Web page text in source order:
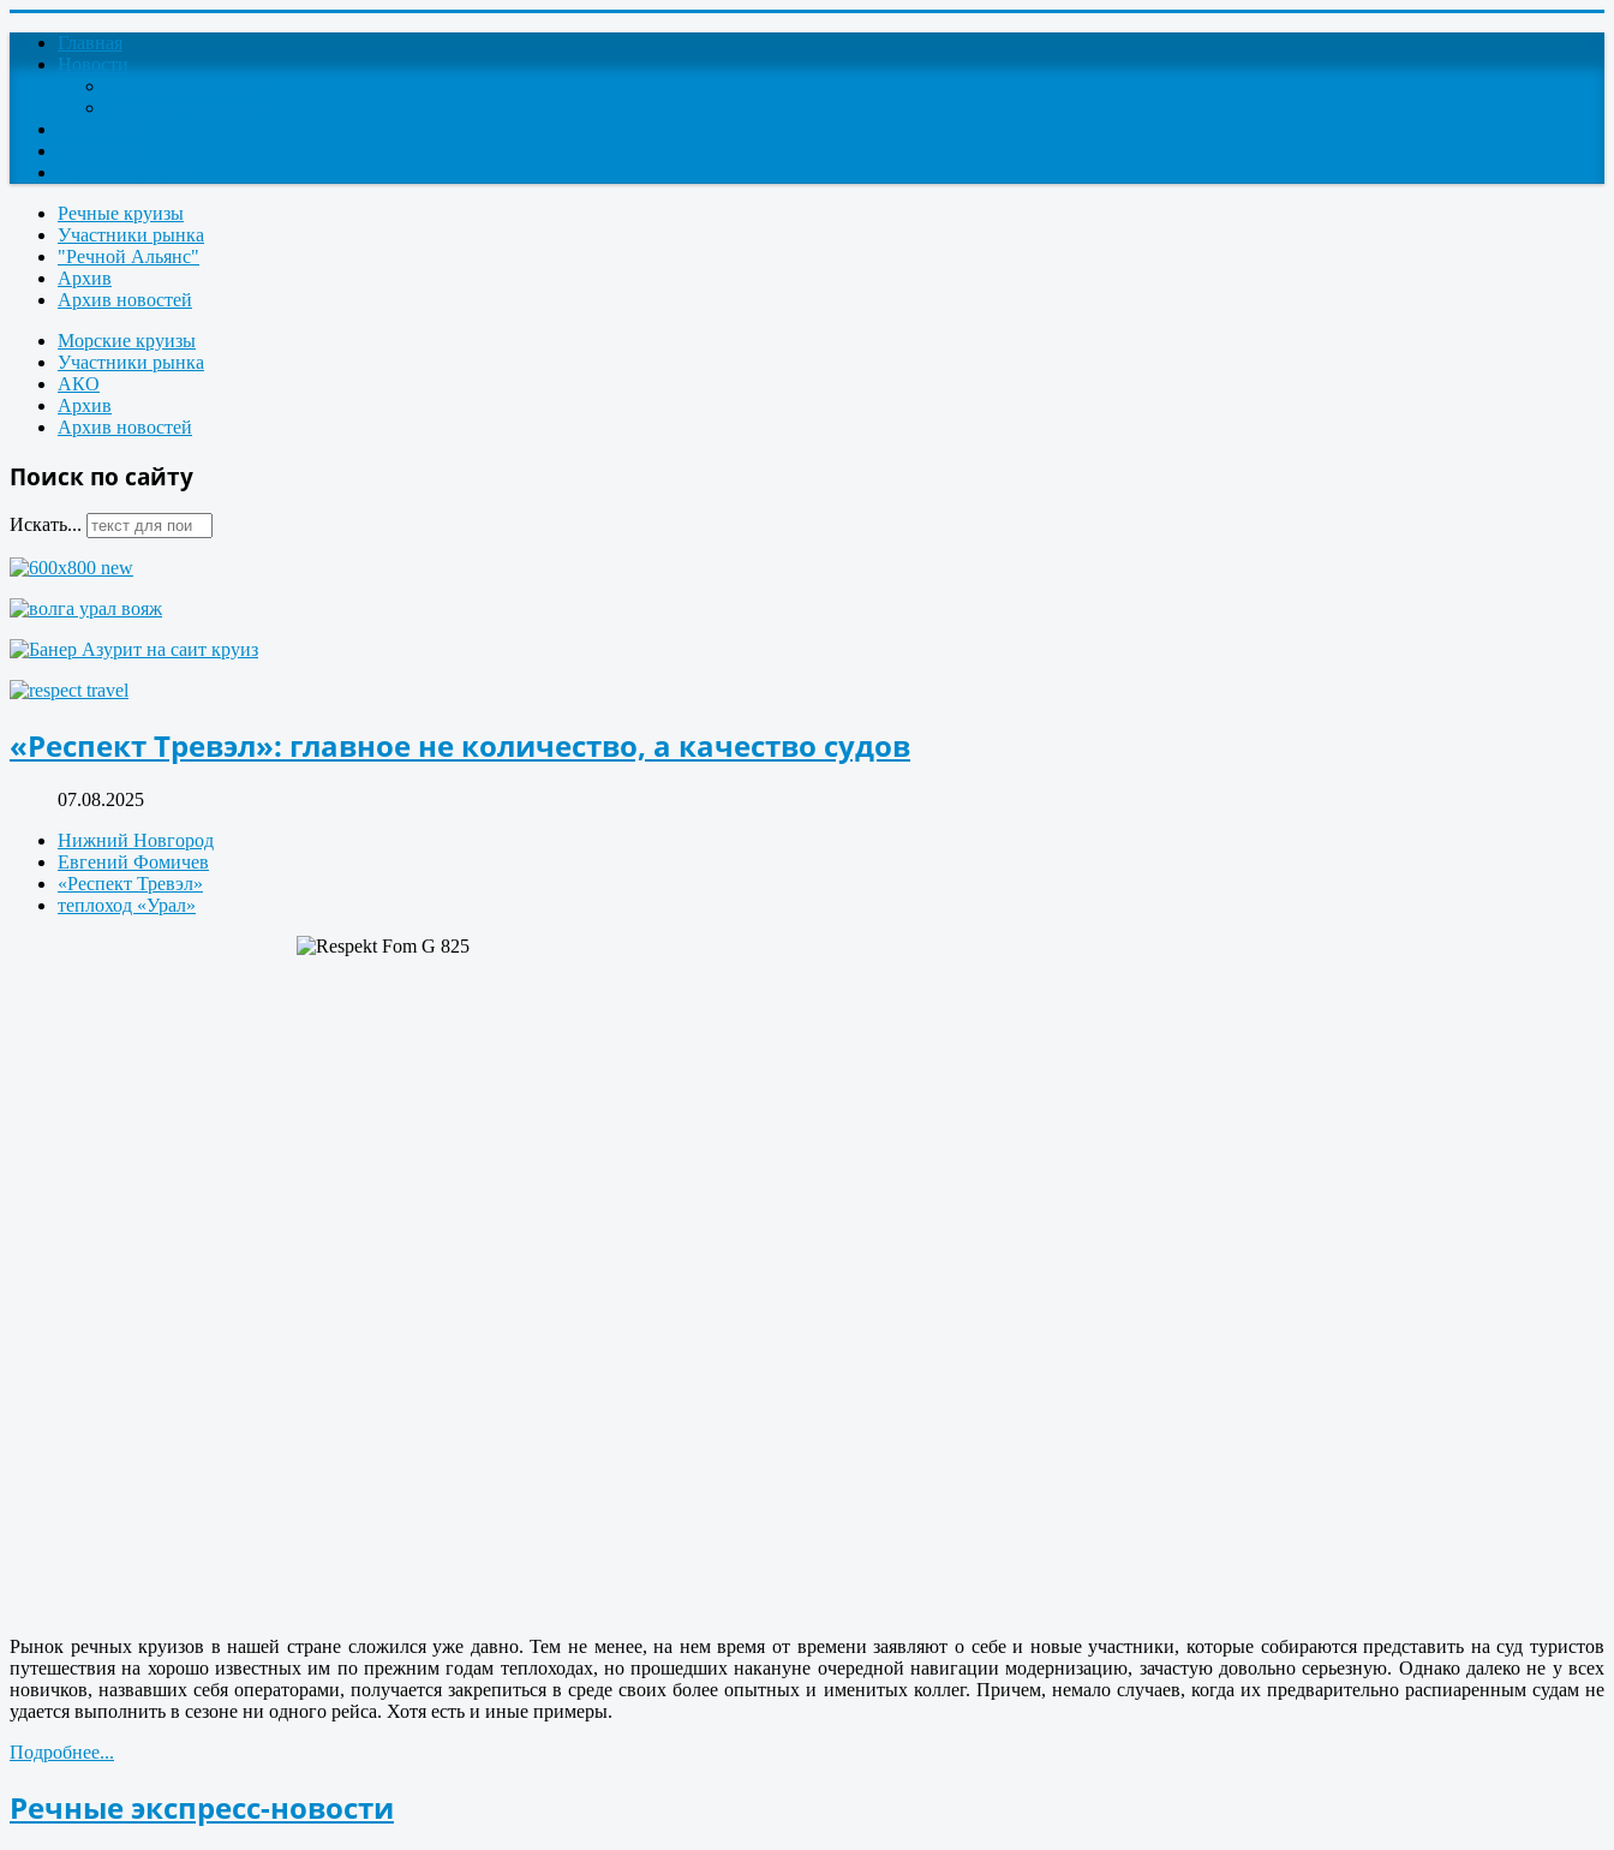
Главная
Новости
Речные круизы
Участники рынка
"Речной Альянс"
Архив
Архив новостей
Морские круизы
Участники рынка
АКО
Архив
Архив новостей
Поиск по сайту
Искать...
«Респект Тревэл»: главное не количество, а качество судов
07.08.2025
Нижний Новгород
Евгений Фомичев
«Респект Тревэл»
теплоход «Урал»
Рынок речных круизов в нашей стране сложился уже давно. Тем не менее, на нем время от времени заявляют о себе и новые участники, которые собираются представить на суд туристов
путешествия на хорошо известных им по прежним годам теплоходах, но прошедших накануне очередной навигации модернизацию, зачастую довольно серьезную. Однако далеко не у всех
новичков, назвавших себя операторами, получается закрепиться в среде своих более опытных и именитых коллег. Причем, немало случаев, когда их предварительно распиаренным судам не
удается выполнить в сезоне ни одного рейса. Хотя есть и иные примеры.
Подробнее...
Речные экспресс-новости